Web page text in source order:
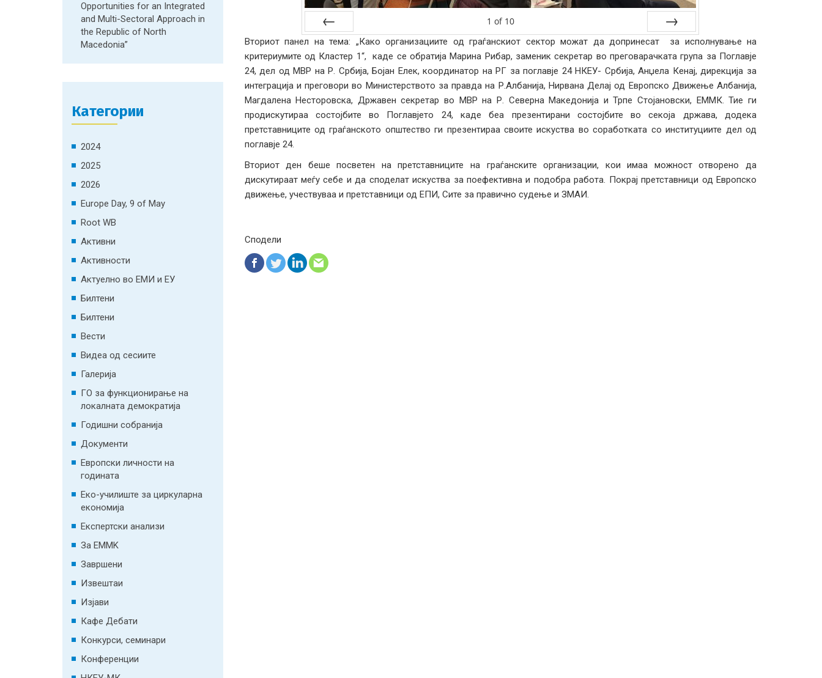
Opportunities for an Integrated
and Multi-Sectoral Approach in
the Republic of North
Macedonia”
Категории
2024
2025
2026
Europe Day, 9 of May
Root WB
Активни
Активности
Актуелно во ЕМИ и ЕУ
Билтени
Билтени
Вести
Видеа од сесиите
Галерија
ГО за функционирање на
локалната демократија
Годишни собранија
Документи
Европски личности на
годината
Еко-училиште за циркуларна
економија
Експертски анализи
За EMMK
Завршени
Извештаи
Изјави
Кафе Дебати
Конкурси, семинари
Конференции
Prev
1 of 10
Next
Вториот панел на тема: „Како организациите од граѓанскиот сектор можат да допринесат за исполнување на
критериумите од Кластер 1“, каде се обратија Марина Рибар, заменик секретар во преговарачката група за Поглавје
24, дел од МВР на Р. Србија, Бојан Елек, координатор на РГ за поглавје 24 НКЕУ- Србија, Анџела Кенај, дирекција за
интеграција и преговори во Министерството за правда на Р.Албанија, Нирвана Делај од Европско Движење Албанија,
Магдалена Несторовска, Државен секретар во МВР на Р. Северна Македонија и Трпе Стојановски, ЕММК. Тие ги
продискутираа состојбите во Поглавјето 24, каде беа презентирани состојбите во секоја држава, додека
претставниците од граѓанското општество ги презентираа своите искуства во соработката со институциите дел од
поглавје 24.
Вториот ден беше посветен на претставниците на граѓанските организации, кои имаа можност отворено да
дискутираат меѓу себе и да споделат искуства за поефективна и подобра работа. Покрај претставници од Европско
движење, учествуваа и претставници од ЕПИ, Сите за правично судење и ЗМАИ.
Сподели